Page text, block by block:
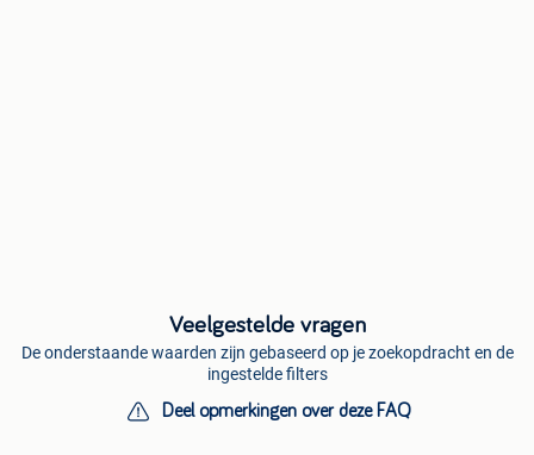
Veelgestelde vragen
De onderstaande waarden zijn gebaseerd op je zoekopdracht en de
ingestelde filters
Deel opmerkingen over deze FAQ